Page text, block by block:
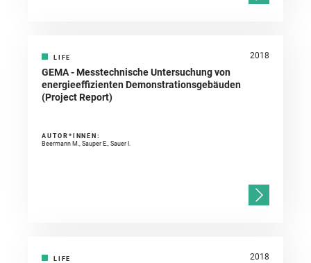
LIFE 2018
GEMA - Messtechnische Untersuchung von
energieeffizienten Demonstrationsgebäuden
(Project Report)
AUTOR*INNEN:
Beermann M., Sauper E., Sauer I.
LIFE 2018